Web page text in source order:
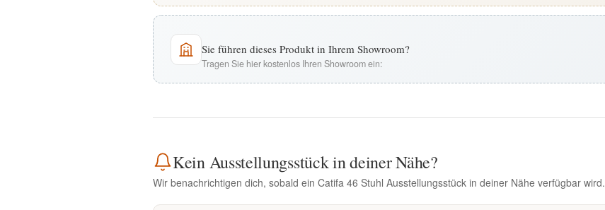
Sie führen dieses Produkt in Ihrem Showroom?
Tragen Sie hier kostenlos Ihren Showroom ein:
Kein Ausstellungsstück in deiner Nähe?
Wir benachrichtigen dich, sobald ein Catifa 46 Stuhl Ausstellungsstück in deiner Nähe verfügbar wird.